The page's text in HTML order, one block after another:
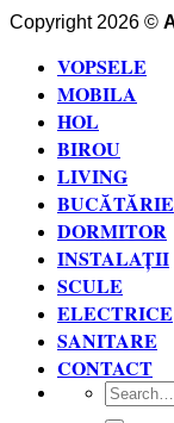
Copyright 2026 ©
VOPSELE
MOBILA
HOL
BIROU
LIVING
BUCĂTĂRIE
DORMITOR
INSTALAȚII
SCULE
ELECTRICE
SANITARE
CONTACT
Search
for: